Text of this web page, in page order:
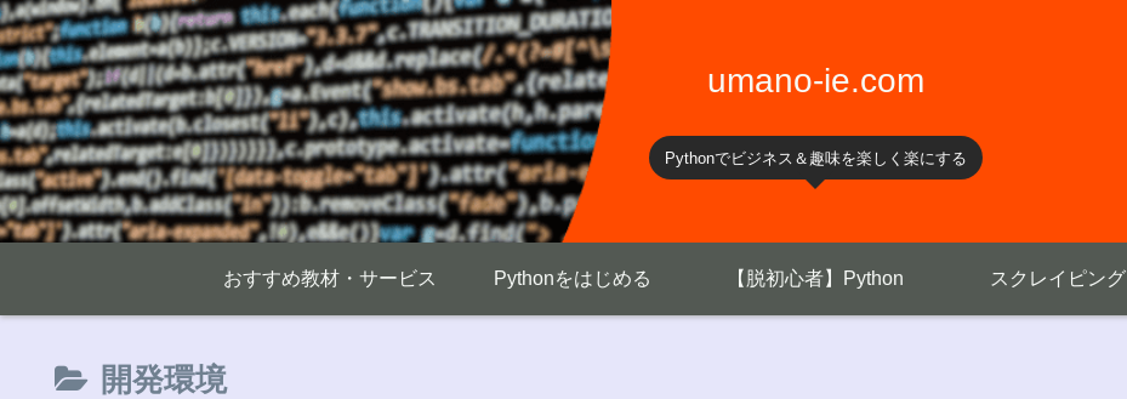
umano-ie.com
Pythonでビジネス＆趣味を楽しく楽にする
おすすめ教材・サービス Pythonをはじめる 【脱初心者】Python スクレイピング
開発環境